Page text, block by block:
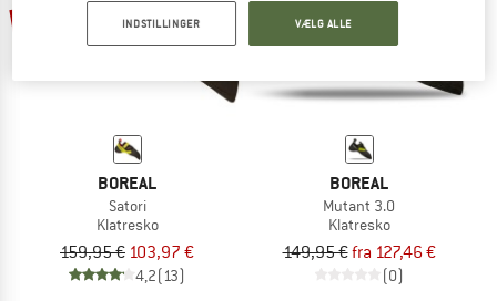
BOREAL
Satori
Klatresko
159,95 € 103,97 €
4,2(13)
til 15%
BOREAL
Mutant 3.0
Klatresko
149,95 €fra 127,46 €
(0)
INDSTILLINGER VÆLG ALLE